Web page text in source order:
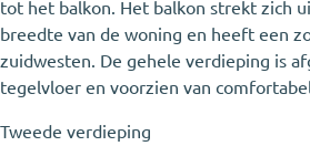
tot het balkon. Het balkon strekt zich
breedte van de woning en heeft een
zuidwesten. De gehele verdieping is
tegelvloer en voorzien van
Tweede verdieping